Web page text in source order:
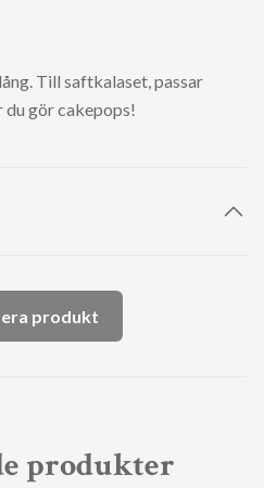
Till saftkalaset, passar
gör cakepops!
produkt
produkter